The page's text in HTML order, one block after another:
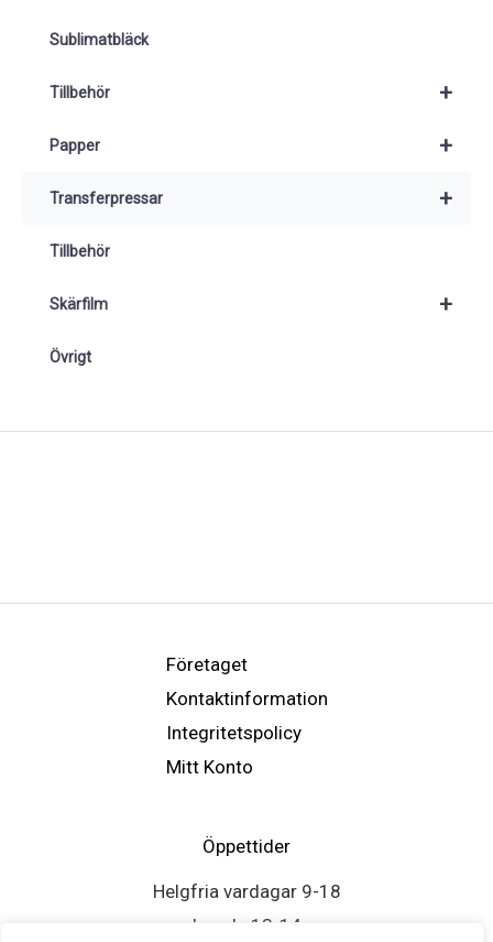
Sublimatbläck
+
Tillbehör
+
Papper
+
Transferpressar
Tillbehör
+
Skärfilm
Övrigt
Företaget
Kontaktinformation
Integritetspolicy
Mitt Konto
Öppettider
Helgfria vardagar 9-18
Lunch: 13-14